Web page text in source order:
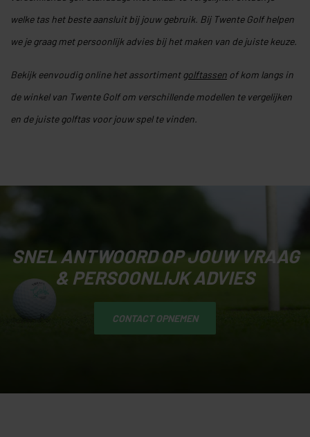
welke tas het beste aansluit bij jouw gebruik. Bij Twente Golf helpen
we je graag met persoonlijk advies bij het maken van de juiste keuze.
Bekijk eenvoudig online het assortimentgolftassen of kom langs in
de winkel van Twente Golf om verschillende modellen te vergelijken
en de juiste golftas voor jouw spel te vinden.
SNEL ANTWOORD OP JOUW VRAAG
& PERSOONLIJK ADVIES
CONTACT OPNEMEN